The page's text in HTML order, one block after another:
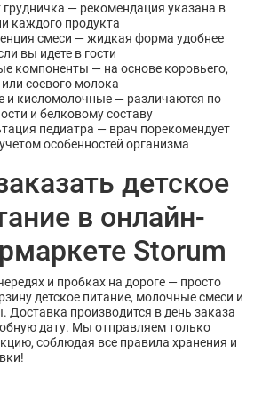
грудничка — рекомендация указана в
каждого продукта
смеси — жидкая форма удобнее
вы идете в гости
компоненты — на основе коровьего,
или соевого молока
и кисломолочные — различаются по
и белковому составу
педиатра — врач порекомендует
особенностей организма
детское
в онлайн-
Storum
и пробках на дороге — просто
детское питание, молочные смеси и
Доставка производится в день заказа
дату. Мы отправляем только
соблюдая все правила хранения и